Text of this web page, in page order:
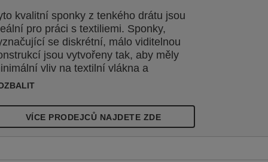
kvalitní sponky z tenkého drátu jsou
pro práci s textiliemi. Sponky,
se diskrétní, málo viditelnou
jsou vytvořeny tak, aby měly
vliv na textilní vlákna a
i skvělé řešení pro upevňování
VÍCE PRODEJCŮ NAJDETE ZDE